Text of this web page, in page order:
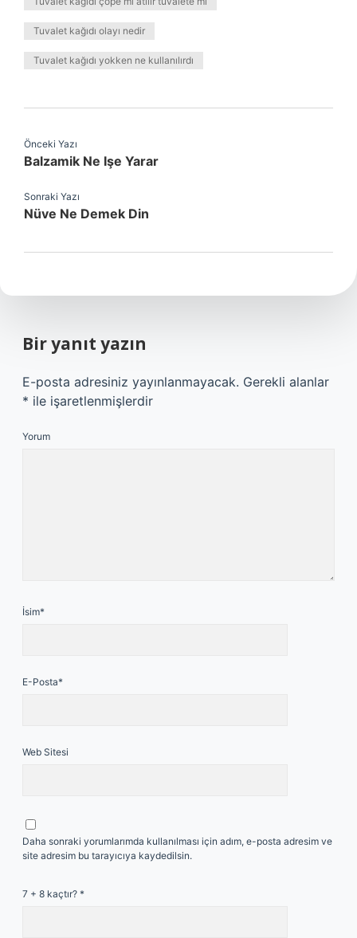
Tuvalet kağıdı olayı nedir
Tuvalet kağıdı yokken ne kullanılırdı
Önceki Yazı
Balzamik Ne Işe Yarar
Sonraki Yazı
Nüve Ne Demek Din
Bir yanıt yazın
E-posta adresiniz yayınlanmayacak. Gerekli alanlar
* ile işaretlenmişlerdir
Yorum
İsim*
E-Posta*
Web Sitesi
Daha sonraki yorumlarımda kullanılması için adım, e-posta adresim ve
site adresim bu tarayıcıya kaydedilsin.
7 + 8 kaçtır? *